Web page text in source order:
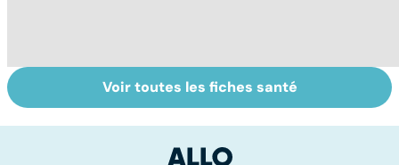
polyarthrite... :
Des solutions
pour améliorer sa
Voir toutes les fiches santé